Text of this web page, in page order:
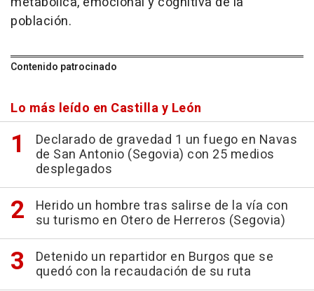
población.
Contenido patrocinado
Lo más leído en Castilla y León
Declarado de gravedad 1 un fuego en Navas
de San Antonio (Segovia) con 25 medios
desplegados
Herido un hombre tras salirse de la vía con
su turismo en Otero de Herreros (Segovia)
Detenido un repartidor en Burgos que se
quedó con la recaudación de su ruta